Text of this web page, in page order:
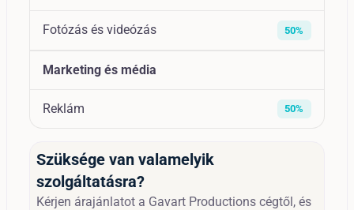
Fotózás és videózás 50%
Marketing és média
Reklám 50%
Szüksége van valamelyik
szolgáltatásra?
Kérjen árajánlatot a Gavart Productions cégtől, és